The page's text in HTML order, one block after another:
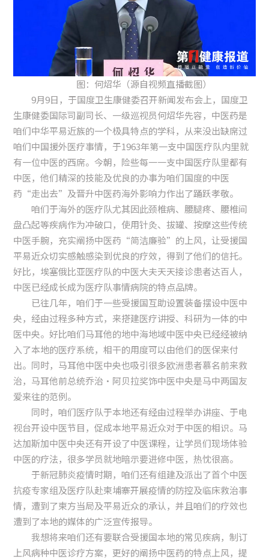
图：何炤华（源自视频直播截图）
9月9日，于国度卫生康健委召开新闻发布会上，国度卫
生康健委国际司副司长、一级巡视员何炤华先容，中医药是
咱们中华平易近族的一个极具特点的学科，从来没出缺席过
咱们中国援外医疗事情，于1963年第一支中国医疗队内里就
有一位中医的西席。今朝，险些每一一支中国医疗队里都有
中医，他们精深的技能及优良的办事为咱们国度的中医
药“走出去”及晋升中医药海外影响力作出了踊跃孝敬。
咱们于海外的医疗队尤其因此颈椎病、腰腿疼、腰椎间
盘凸起等疾病作为冲破口，使用针灸、拔罐、按摩这些传统
中医手腕，充实阐扬中医药“简洁廉验”的上风，让受援国
平易近众切实感触感染到优良的疗效，得到了他们的信托。
好比，埃塞俄比亚医疗队的中医大夫天天接诊患者达百人，
中医已经成长成为医疗队事情病院的特点品牌。
已往几年，咱们于一些受援国互助设置装备摆设中医中
央，经由过程多种方式，来搭建医疗讲授、科研为一体的中
医中央。好比咱们马耳他的地中海地域中医中央已经经被纳
入了本地的医疗系统，相干的用度可以由他们的医保来付
出。同时，马耳他中医中央也吸引很多欧洲患者慕名前来救
治，马耳他前总统乔治·阿贝拉奖饰中医中央是马中两国友
爱来往的范例。
同时，咱们医疗队于本地还有经由过程举办讲座、于电
视台开设中医节目，促成本地平易近众对于中医的相识。马
达加斯加中医中央还有开设了中医课程，让学员们现场体验
中医的疗法，很多学员就地暗示要进修中医，热忱很高。
于新冠肺炎疫情时期，咱们还有组建及派出了首个中医
抗疫专家组及医疗队赴柬埔寨开展疫情的防控及临床救治事
情，遭到了柬方当局及平易近众的承认，并且咱们的疗效也
遭到了本地的媒体的广泛宣传报导。
我想将来咱们还有要联合受援国本地的常见疾病，制订
上风病种中医诊疗方案，更好的阐扬中医药的特点上风，提